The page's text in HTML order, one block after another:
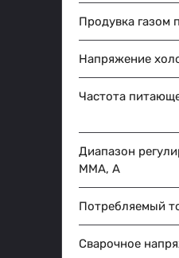
Продувка газом
Напряжение
Частота
Диапазон
MMA, A
Потребляемый
Сварочное